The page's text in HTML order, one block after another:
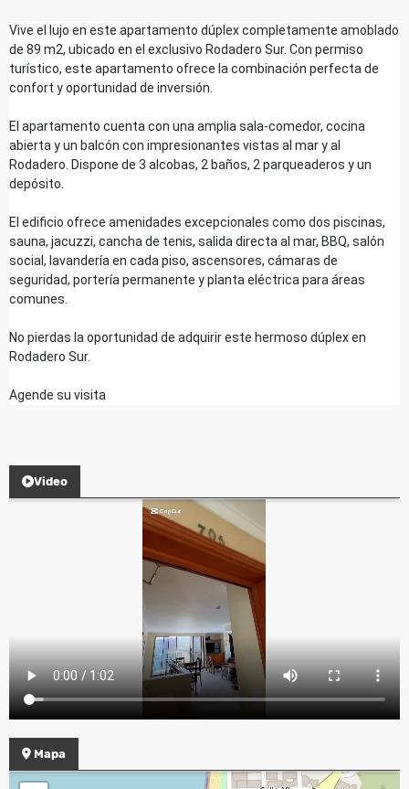
Vive el lujo en este apartamento dúplex completamente amoblado
de 89 m2, ubicado en el exclusivo Rodadero Sur. Con permiso
turístico, este apartamento ofrece la combinación perfecta de
confort y oportunidad de inversión.
El apartamento cuenta con una amplia sala-comedor, cocina
abierta y un balcón con impresionantes vistas al mar y al
Rodadero. Dispone de 3 alcobas, 2 baños, 2 parqueaderos y un
depósito.
El edificio ofrece amenidades excepcionales como dos piscinas,
sauna, jacuzzi, cancha de tenis, salida directa al mar, BBQ, salón
social, lavandería en cada piso, ascensores, cámaras de
seguridad, portería permanente y planta eléctrica para áreas
comunes.
No pierdas la oportunidad de adquirir este hermoso dúplex en
Rodadero Sur.
Agende su visita
Video
Mapa